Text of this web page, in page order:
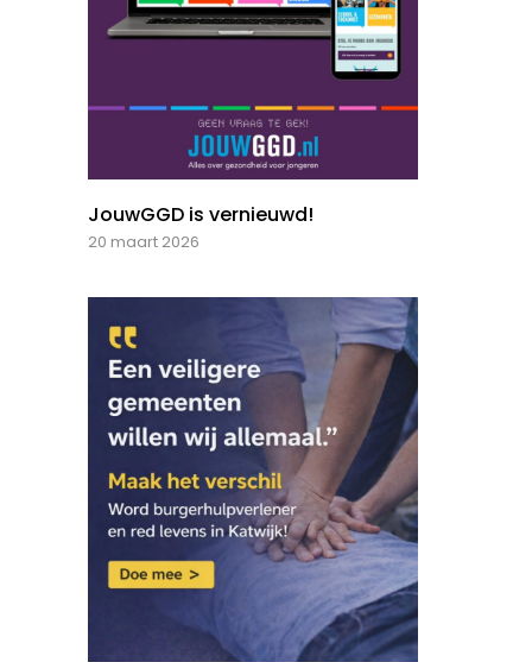
JouwGGD is vernieuwd!
20 maart 2026